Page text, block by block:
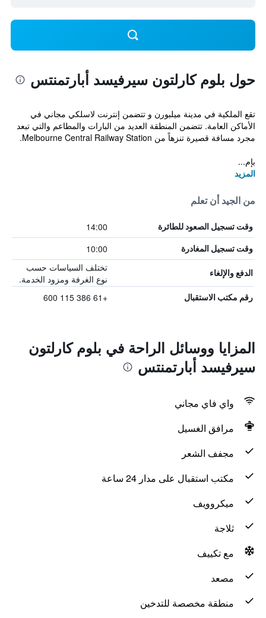
حول بلوم كارلتون سيرفيسد أبارتمنتس
تقع الملكية في مدينة ميلبورن و تتضمن إنترنت لاسلكي مجاني في
الأماكن العامة. تتضمن المنطقة العديد من البارات والمطاعم والتي تبعد
مجرد مسافة قصيرة تنزهاً من Melbourne Central Railway Station.
بإم...
المزيد
من الجيد أن تعلم
وقت تسجيل الصعود للطائرة 14:00
وقت تسجيل المغادرة 10:00
الدفع والإلغاء
تختلف السياسات حسب
نوع الغرفة ومزود الخدمة.
رقم مكتب الاستقبال +61 386 115 600
المزايا ووسائل الراحة في بلوم كارلتون
سيرفيسد أبارتمنتس
واي فاي مجاني
مرافق الغسيل
مجفف الشعر
مكتب استقبال على مدار 24 ساعة
ميكروويف
ثلاجة
مع تكييف
مصعد
منطقة مخصصة للتدخين